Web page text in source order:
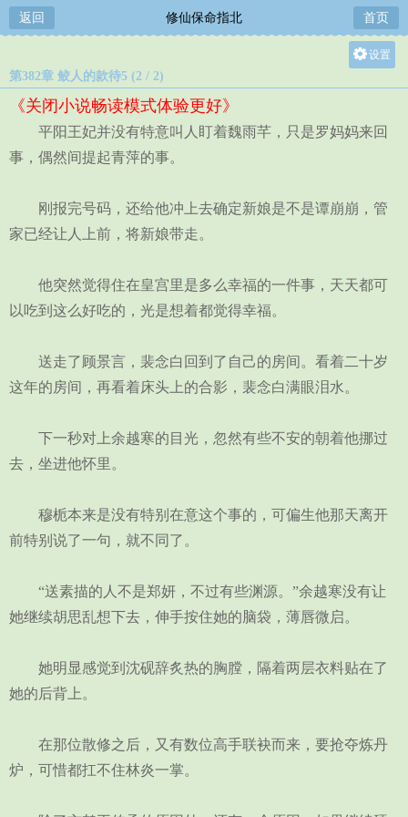
返回 修仙保命指北 首页
设置
中
第382章 鲛人的款待5 (2 / 2)
《关闭小说畅读模式体验更好》
平阳王妃并没有特意叫人盯着魏雨芊，只是罗妈妈来回
事，偶然间提起青萍的事。
刚报完号码，还给他冲上去确定新娘是不是谭崩崩，管
家已经让人上前，将新娘带走。
他突然觉得住在皇宫里是多么幸福的一件事，天天都可
以吃到这么好吃的，光是想着都觉得幸福。
送走了顾景言，裴念白回到了自己的房间。看着二十岁
这年的房间，再看着床头上的合影，裴念白满眼泪水。
下一秒对上余越寒的目光，忽然有些不安的朝着他挪过
去，坐进他怀里。
穆栀本来是没有特别在意这个事的，可偏生他那天离开
前特别说了一句，就不同了。
“送素描的人不是郑妍，不过有些渊源。”余越寒没有让
她继续胡思乱想下去，伸手按住她的脑袋，薄唇微启。
她明显感觉到沈砚辞炙热的胸膛，隔着两层衣料贴在了
她的后背上。
在那位散修之后，又有数位高手联袂而来，要抢夺炼丹
炉，可惜都扛不住林炎一掌。